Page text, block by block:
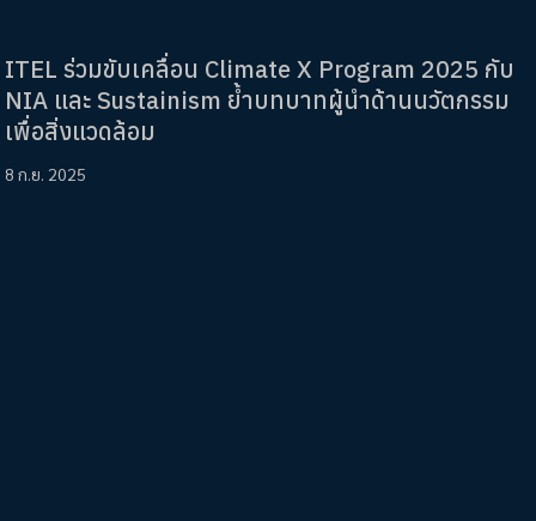
ITEL ร่วมขับเคลื่อน Climate X Program 2025 กับ
NIA และ Sustainism ย้ำบทบาทผู้นำด้านนวัตกรรม
เพื่อสิ่งแวดล้อม
8 ก.ย. 2025